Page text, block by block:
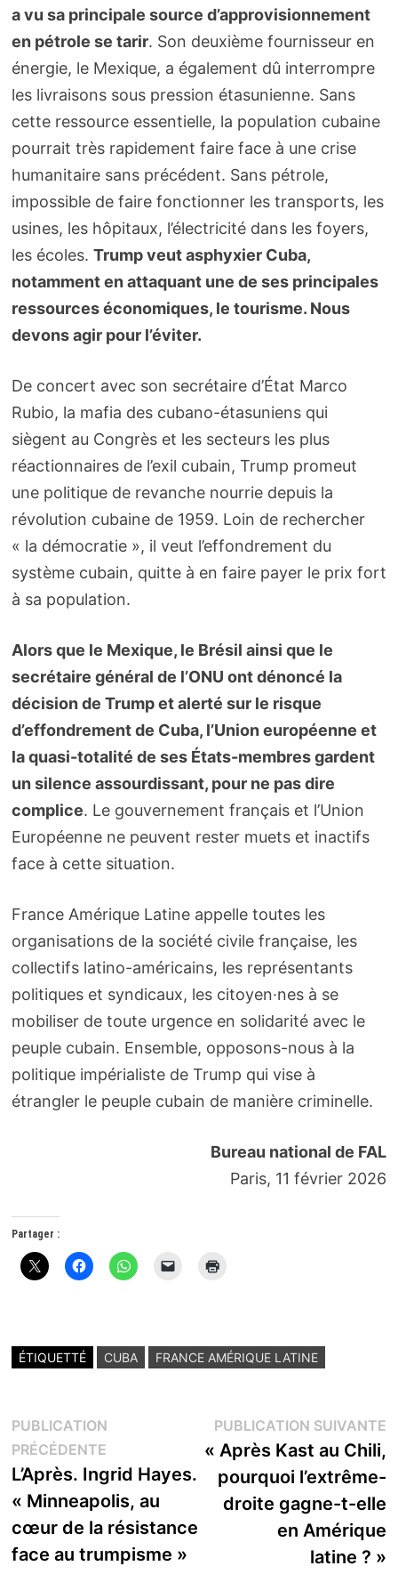
a vu sa principale source d’approvisionnement
en pétrole se tarir. Son deuxième fournisseur en
énergie, le Mexique, a également dû interrompre
les livraisons sous pression étasunienne. Sans
cette ressource essentielle, la population cubaine
pourrait très rapidement faire face à une crise
humanitaire sans précédent. Sans pétrole,
impossible de faire fonctionner les transports, les
usines, les hôpitaux, l’électricité dans les foyers,
les écoles. Trump veut asphyxier Cuba,
notamment en attaquant une de ses principales
ressources économiques, le tourisme. Nous
devons agir pour l’éviter.
De concert avec son secrétaire d’État Marco
Rubio, la mafia des cubano-étasuniens qui
siègent au Congrès et les secteurs les plus
réactionnaires de l’exil cubain, Trump promeut
une politique de revanche nourrie depuis la
révolution cubaine de 1959. Loin de rechercher
« la démocratie », il veut l’effondrement du
système cubain, quitte à en faire payer le prix fort
à sa population.
Alors que le Mexique, le Brésil ainsi que le
secrétaire général de l’ONU ont dénoncé la
décision de Trump et alerté sur le risque
d’effondrement de Cuba, l’Union européenne et
la quasi-totalité de ses États-membres gardent
un silence assourdissant, pour ne pas dire
complice. Le gouvernement français et l’Union
Européenne ne peuvent rester muets et inactifs
face à cette situation.
France Amérique Latine appelle toutes les
organisations de la société civile française, les
collectifs latino-américains, les représentants
politiques et syndicaux, les citoyen·nes à se
mobiliser de toute urgence en solidarité avec le
peuple cubain. Ensemble, opposons-nous à la
politique impérialiste de Trump qui vise à
étrangler le peuple cubain de manière criminelle.
Bureau national de FAL
Paris, 11 février 2026
Partager :
ÉTIQUETTÉ CUBA FRANCE AMÉRIQUE LATINE
Navigation
de
l’article
PUBLICATION
PRÉCÉDENTEPublication
précédente :
L’Après. Ingrid Hayes.
« Minneapolis, au
cœur de la résistance
face au trumpisme »
PUBLICATION SUIVANTE
« Après Kast au Chili,
pourquoi l’extrême-
droite gagne-t-elle
en Amérique
latine ? »